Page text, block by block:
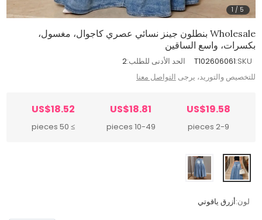
1 / 5
Wholesale بنطلون جينز نسائي عصري كاجوال، مغسول،
بكسرات، واسع الساقين
SKU:
T102606061 الحد الأدنى للطلب:2
للتخصيص والتوريد، يرجى التواصل معنا
US$19.58
2-9 pieces
US$18.81
10-49 pieces
US$18.52
≥ 50 pieces
لون:أزرق ياقوتي